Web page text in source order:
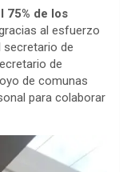
75% de los
al esfuerzo
de
de
de comunas
para colaborar